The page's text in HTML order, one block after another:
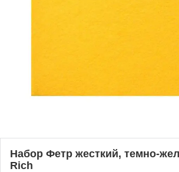
Набор Фетр жесткий, темно-
Rich